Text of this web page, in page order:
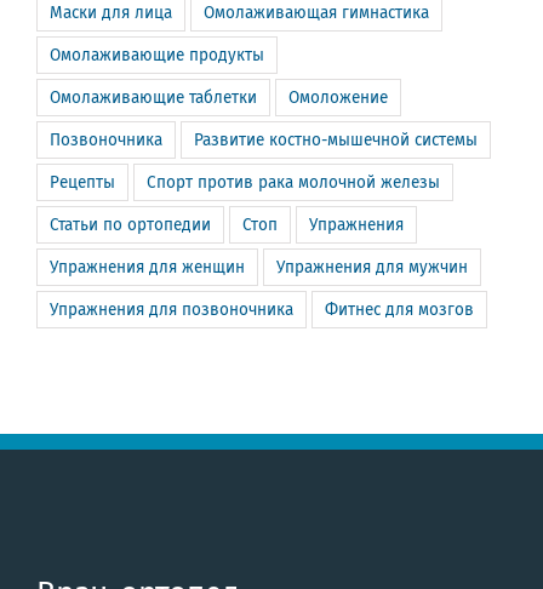
Маски для лица Омолаживающая гимнастика
Омолаживающие продукты
Омолаживающие таблетки Омоложение
Позвоночника Развитие костно-мышечной системы
Рецепты Спорт против рака молочной железы
Статьи по ортопедии Стоп Упражнения
Упражнения для женщин Упражнения для мужчин
Упражнения для позвоночника Фитнес для мозгов